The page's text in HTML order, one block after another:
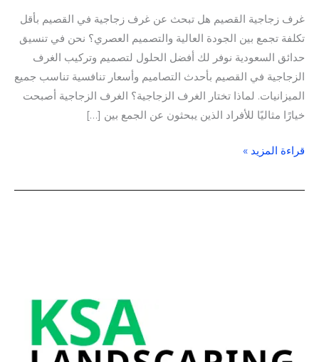
غرف زجاجية القصيم هل تبحث عن غرف زجاجية في القصيم بأقل
تكلفة تجمع بين الجودة العالية والتصميم العصري؟ نحن في تنسيق
حدائق السعودية نوفر لك أفضل الحلول لتصميم وتركيب الغرف
الزجاجية في القصيم بأحدث التصاميم وأسعار تنافسية تناسب جميع
الميزانيات. لماذا تختار الغرف الزجاجية؟ الغرف الزجاجية أصبحت
خيارًا مثاليًا للأفراد الذين يبحثون عن الجمع بين […]
قراءة المزيد »